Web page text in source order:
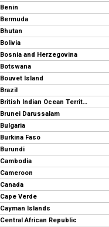
Benin
Bermuda
Bhutan
Bolivia
Bosnia and Herzegovina
Botswana
Bouvet Island
Brazil
British Indian Ocean Territory
Brunei Darussalam
Bulgaria
Burkina Faso
Burundi
Cambodia
Cameroon
Canada
Cape Verde
Cayman Islands
Central African Republic